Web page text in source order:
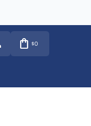
$0